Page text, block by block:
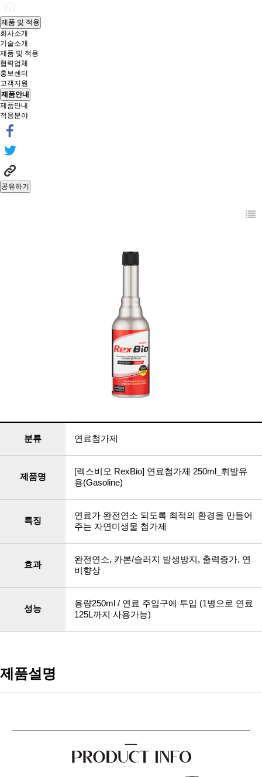
제품 및 적용
회사소개
기술소개
제품 및 적용
협력업체
홍보센터
고객지원
제품안내
제품안내
적용분야
공유하기
분류 연료첨가제
제품명
[렉스비오 RexBio] 연료첨가제 250ml_휘발유
용(Gasoline)
특징
연료가 완전연소 되도록 최적의 환경을 만들어
주는 자연미생물 첨가제
효과
완전연소, 카본/슬러지 발생방지, 출력증가, 연
비향상
성능
용량250ml / 연료 주입구에 투입 (1병으로 연료
125L까지 사용가능)
제품설명